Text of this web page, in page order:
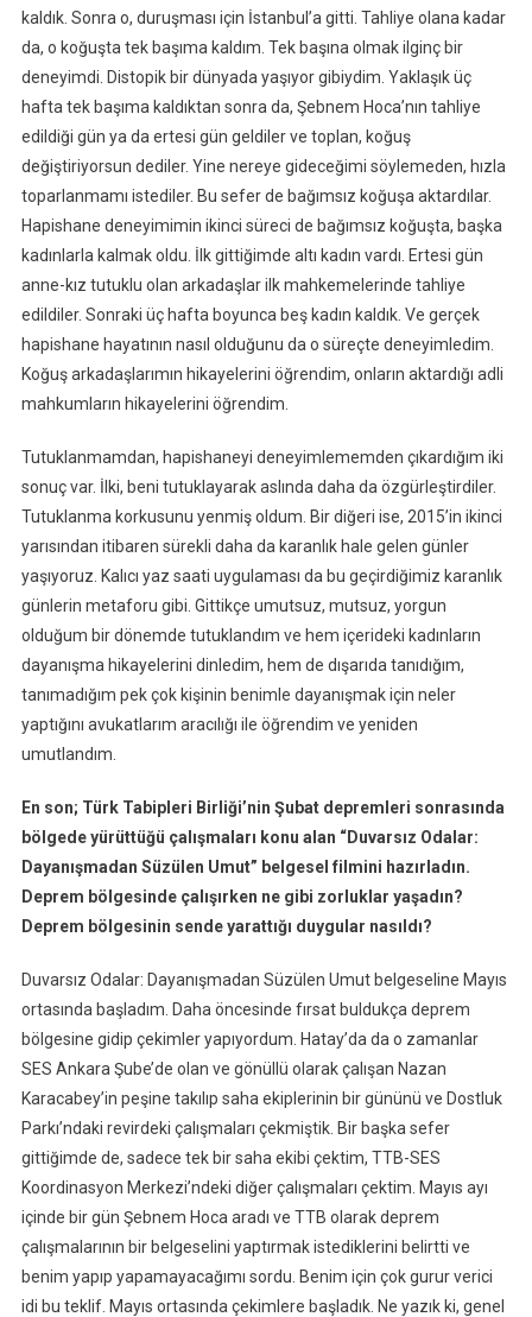
kaldık. Sonra o, duruşması için İstanbul’a gitti. Tahliye olana kadar
da, o koğuşta tek başıma kaldım. Tek başına olmak ilginç bir
deneyimdi. Distopik bir dünyada yaşıyor gibiydim. Yaklaşık üç
hafta tek başıma kaldıktan sonra da, Şebnem Hoca’nın tahliye
edildiği gün ya da ertesi gün geldiler ve toplan, koğuş
değiştiriyorsun dediler. Yine nereye gideceğimi söylemeden, hızla
toparlanmamı istediler. Bu sefer de bağımsız koğuşa aktardılar.
Hapishane deneyimimin ikinci süreci de bağımsız koğuşta, başka
kadınlarla kalmak oldu. İlk gittiğimde altı kadın vardı. Ertesi gün
anne-kız tutuklu olan arkadaşlar ilk mahkemelerinde tahliye
edildiler. Sonraki üç hafta boyunca beş kadın kaldık. Ve gerçek
hapishane hayatının nasıl olduğunu da o süreçte deneyimledim.
Koğuş arkadaşlarımın hikayelerini öğrendim, onların aktardığı adli
mahkumların hikayelerini öğrendim.
Tutuklanmamdan, hapishaneyi deneyimlememden çıkardığım iki
sonuç var. İlki, beni tutuklayarak aslında daha da özgürleştirdiler.
Tutuklanma korkusunu yenmiş oldum. Bir diğeri ise, 2015’in ikinci
yarısından itibaren sürekli daha da karanlık hale gelen günler
yaşıyoruz. Kalıcı yaz saati uygulaması da bu geçirdiğimiz karanlık
günlerin metaforu gibi. Gittikçe umutsuz, mutsuz, yorgun
olduğum bir dönemde tutuklandım ve hem içerideki kadınların
dayanışma hikayelerini dinledim, hem de dışarıda tanıdığım,
tanımadığım pek çok kişinin benimle dayanışmak için neler
yaptığını avukatlarım aracılığı ile öğrendim ve yeniden
umutlandım.
En son; Türk Tabipleri Birliği’nin Şubat depremleri sonrasında
bölgede yürüttüğü çalışmaları konu alan “Duvarsız Odalar:
Dayanışmadan Süzülen Umut” belgesel filmini hazırladın.
Deprem bölgesinde çalışırken ne gibi zorluklar yaşadın?
Deprem bölgesinin sende yarattığı duygular nasıldı?
Duvarsız Odalar: Dayanışmadan Süzülen Umut belgeseline Mayıs
ortasında başladım. Daha öncesinde fırsat buldukça deprem
bölgesine gidip çekimler yapıyordum. Hatay’da da o zamanlar
SES Ankara Şube’de olan ve gönüllü olarak çalışan Nazan
Karacabey’in peşine takılıp saha ekiplerinin bir gününü ve Dostluk
Parkı’ndaki revirdeki çalışmaları çekmiştik. Bir başka sefer
gittiğimde de, sadece tek bir saha ekibi çektim, TTB-SES
Koordinasyon Merkezi’ndeki diğer çalışmaları çektim. Mayıs ayı
içinde bir gün Şebnem Hoca aradı ve TTB olarak deprem
çalışmalarının bir belgeselini yaptırmak istediklerini belirtti ve
benim yapıp yapamayacağımı sordu. Benim için çok gurur verici
idi bu teklif. Mayıs ortasında çekimlere başladık. Ne yazık ki, genel